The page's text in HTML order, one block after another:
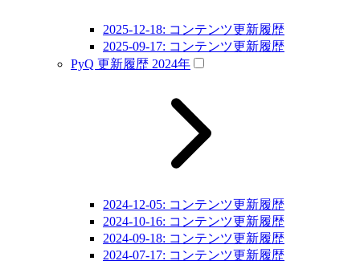
2025-12-18: コンテンツ更新履歴
2025-09-17: コンテンツ更新履歴
PyQ 更新履歴 2024年
2024-12-05: コンテンツ更新履歴
2024-10-16: コンテンツ更新履歴
2024-09-18: コンテンツ更新履歴
2024-07-17: コンテンツ更新履歴